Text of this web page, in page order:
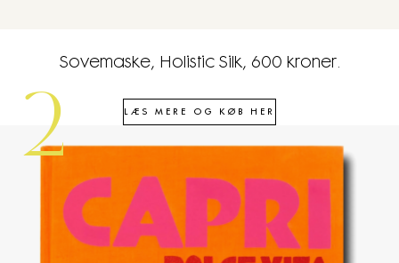
Sovemaske, Holistic Silk, 600 kroner.
LÆS MERE OG KØB HER
2